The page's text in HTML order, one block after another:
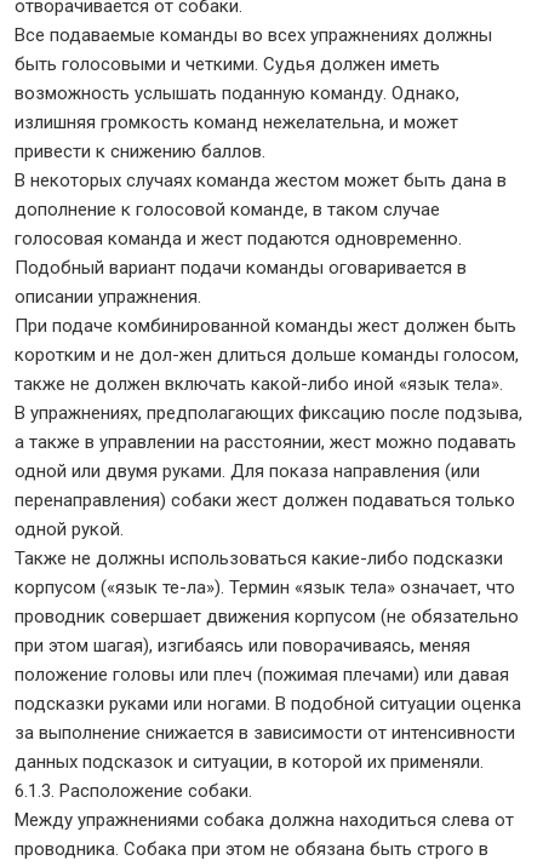
отворачивается от собаки.
Все подаваемые команды во всех упражнениях должны
быть голосовыми и четкими. Судья должен иметь
возможность услышать поданную команду. Однако,
излишняя громкость команд нежелательна, и может
привести к снижению баллов.
В некоторых случаях команда жестом может быть дана в
дополнение к голосовой команде, в таком случае
голосовая команда и жест подаются одновременно.
Подобный вариант подачи команды оговаривается в
описании упражнения.
При подаче комбинированной команды жест должен быть
коротким и не дол-жен длиться дольше команды голосом,
также не должен включать какой-либо иной «язык тела».
В упражнениях, предполагающих фиксацию после подзыва,
а также в управлении на расстоянии, жест можно подавать
одной или двумя руками. Для показа направления (или
перенаправления) собаки жест должен подаваться только
одной рукой.
Также не должны использоваться какие-либо подсказки
корпусом («язык те-ла»). Термин «язык тела» означает, что
проводник совершает движения корпусом (не обязательно
при этом шагая), изгибаясь или поворачиваясь, меняя
положение головы или плеч (пожимая плечами) или давая
подсказки руками или ногами. В подобной ситуации оценка
за выполнение снижается в зависимости от интенсивности
данных подсказок и ситуации, в которой их применяли.
6.1.3. Расположение собаки.
Между упражнениями собака должна находиться слева от
проводника. Собака при этом не обязана быть строго в